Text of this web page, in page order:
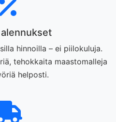
hinnoilla – ei piilokuluja.
tehokkaita maastomalleja
helposti.